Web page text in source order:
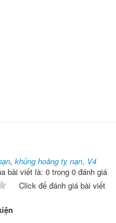
, khủng hoảng tỵ nạn, V4
bài viết là: 0 trong 0 đánh giá
Click để đánh giá bài viết